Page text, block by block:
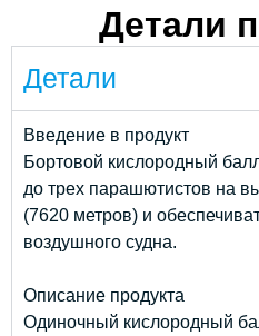
Детали
Детали
Введение в продукт
Бортовой кислородный
до трех парашютистов на
(7620 метров) и
воздушного судна.
Описание продукта
Одиночный кислородный